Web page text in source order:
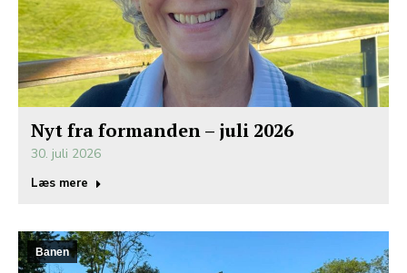
Nyt fra formanden – juli 2026
30. juli 2026
Læs mere
Banen